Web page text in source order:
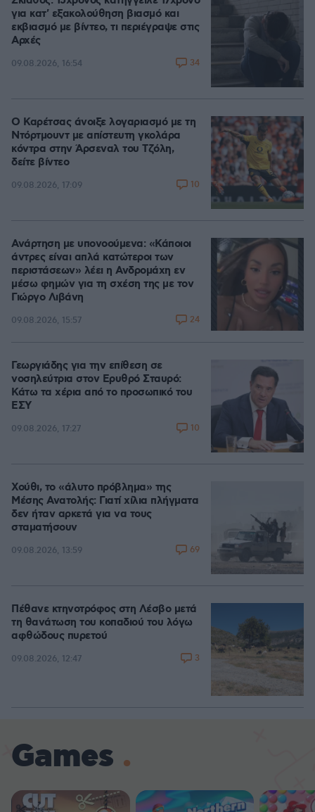
για κατ' εξακολούθηση βιασμό και
εκβιασμό με βίντεο, τι περιέγραψε στις
Αρχές
09.08.2026, 16:54 34
Ο Καρέτσας άνοιξε λογαριασμό με τη
Ντόρτμουντ με απίστευτη γκολάρα
κόντρα στην Άρσεναλ του Τζόλη,
δείτε βίντεο
09.08.2026, 17:09 10
Ανάρτηση με υπονοούμενα: «Κάποιοι
άντρες είναι απλά κατώτεροι των
περιστάσεων» λέει η Ανδρομάχη εν
μέσω φημών για τη σχέση της με τον
Γιώργο Λιβάνη
09.08.2026, 15:57 24
Γεωργιάδης για την επίθεση σε
νοσηλεύτρια στον Ερυθρό Σταυρό:
Κάτω τα χέρια από το προσωπικό του
ΕΣΥ
09.08.2026, 17:27 10
Χούθι, το «άλυτο πρόβλημα» της
Μέσης Ανατολής: Γιατί χίλια πλήγματα
δεν ήταν αρκετά για να τους
σταματήσουν
09.08.2026, 13:59 69
Πέθανε κτηνοτρόφος στη Λέσβο μετά
τη θανάτωση του κοπαδιού του λόγω
αφθώδους πυρετού
09.08.2026, 12:47 3
Games